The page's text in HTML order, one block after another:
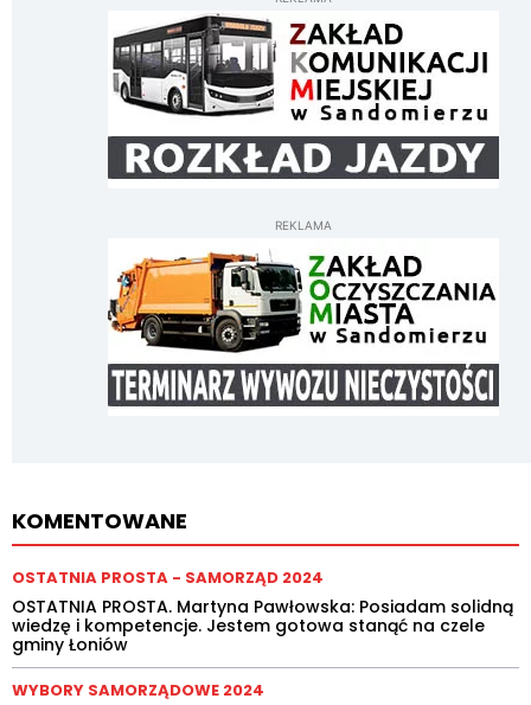
REKLAMA
KOMENTOWANE
OSTATNIA PROSTA - SAMORZĄD 2024
OSTATNIA PROSTA. Martyna Pawłowska: Posiadam solidną
wiedzę i kompetencje. Jestem gotowa stanąć na czele
gminy Łoniów
WYBORY SAMORZĄDOWE 2024